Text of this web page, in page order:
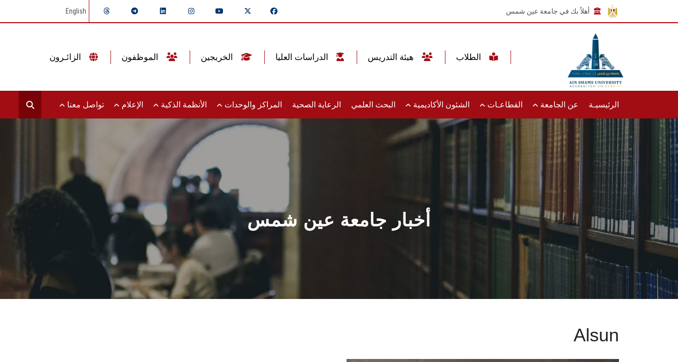
أهلاً بك في جامعة عين شمس English
الرئيسيـة عن الجامعة القطاعـات الشئون الأكاديمية البحث العلمي الرعاية الصحية المراكز والوحدات الأنظمة الذكية الإعلام تواصل معنا
أخبار جامعة عين شمس
Alsun